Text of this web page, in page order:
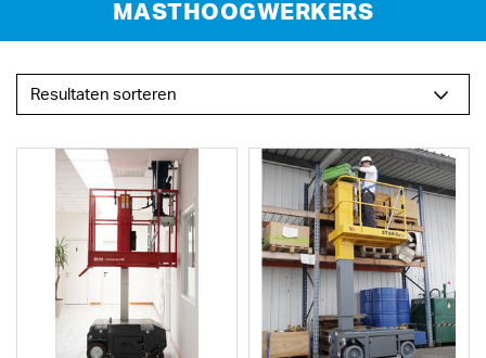
MASTHOOGWERKERS